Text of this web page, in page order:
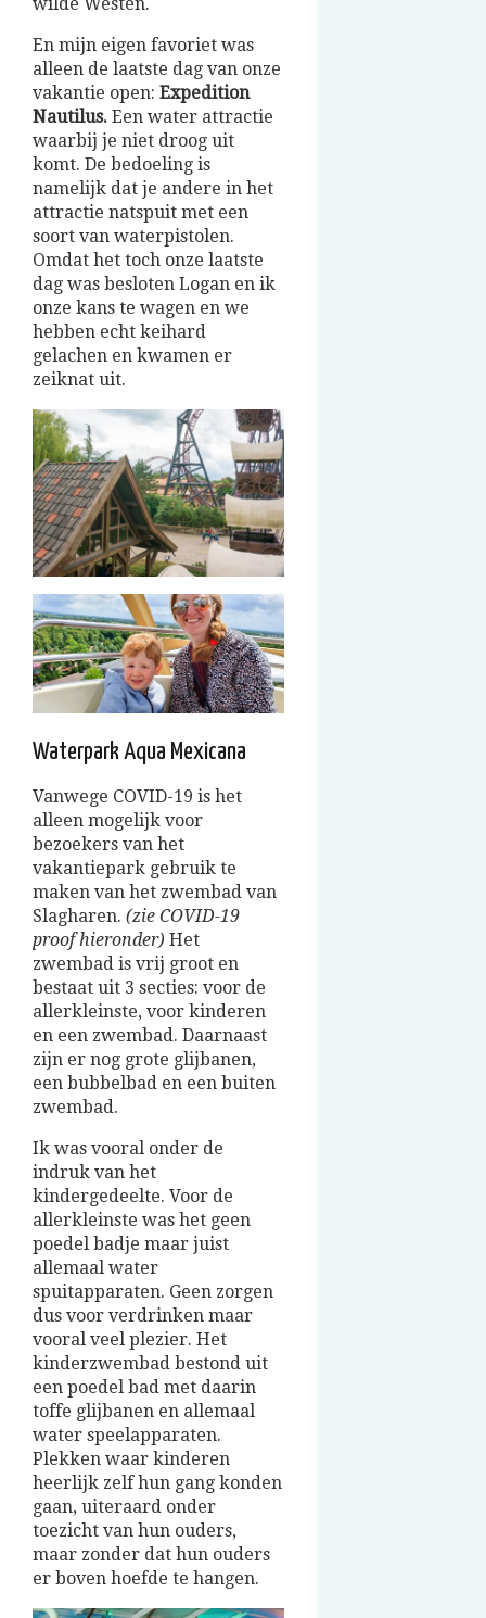
En mijn eigen favoriet was
alleen de laatste dag van onze
vakantie open: Expedition
Nautilus. Een water attractie
waarbij je niet droog uit
komt. De bedoeling is
namelijk dat je andere in het
attractie natspuit met een
soort van waterpistolen.
Omdat het toch onze laatste
dag was besloten Logan en ik
onze kans te wagen en we
hebben echt keihard
gelachen en kwamen er
zeiknat uit.
Waterpark Aqua Mexicana
Vanwege COVID-19 is het
alleen mogelijk voor
bezoekers van het
vakantiepark gebruik te
maken van het zwembad van
Slagharen. (zie COVID-19
proof hieronder) Het
zwembad is vrij groot en
bestaat uit 3 secties: voor de
allerkleinste, voor kinderen
en een zwembad. Daarnaast
zijn er nog grote glijbanen,
een bubbelbad en een buiten
zwembad.
Ik was vooral onder de
indruk van het
kindergedeelte. Voor de
allerkleinste was het geen
poedel badje maar juist
allemaal water
spuitapparaten. Geen zorgen
dus voor verdrinken maar
vooral veel plezier. Het
kinderzwembad bestond uit
een poedel bad met daarin
toffe glijbanen en allemaal
water speelapparaten.
Plekken waar kinderen
heerlijk zelf hun gang konden
gaan, uiteraard onder
toezicht van hun ouders,
maar zonder dat hun ouders
er boven hoefde te hangen.